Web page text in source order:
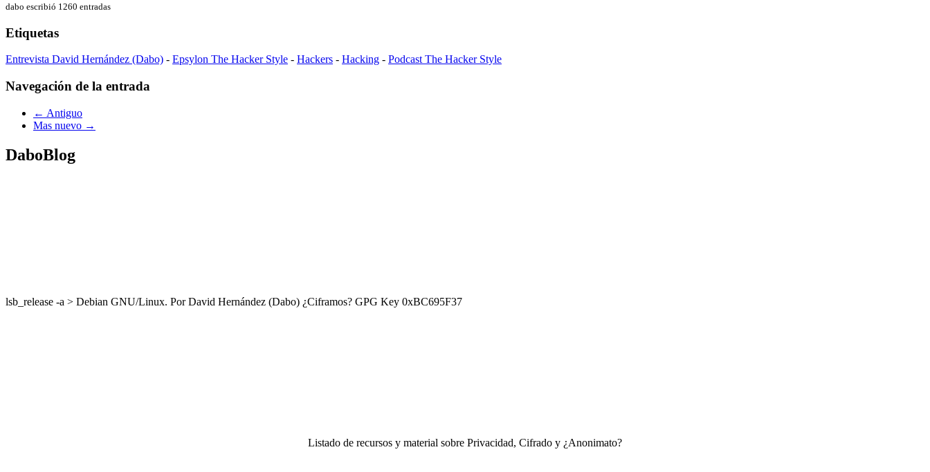
dabo escribió 1260 entradas
Etiquetas
Entrevista David Hernández (Dabo) - Epsylon The Hacker Style - Hackers - Hacking - Podcast The Hacker Style
Navegación de la entrada
← Antiguo
Mas nuevo →
DaboBlog
lsb_release -a > Debian GNU/Linux. Por David Hernández (Dabo) ¿Ciframos? GPG Key 0xBC695F37
Listado de recursos y material sobre Privacidad, Cifrado y ¿Anonimato?